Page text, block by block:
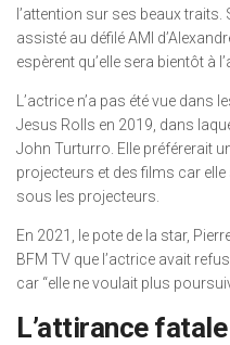
l’attention sur ses beaux traits.
assisté au défilé AMI
espèrent qu’elle sera bientôt à
L’actrice n’a pas été vue dans
Jesus Rolls en 2019, dans
John Turturro. Elle préférerait
projecteurs et des films car elle
sous les projecteurs.
En 2021, le pote de la star,
BFM TV que l’actrice avait
car “elle ne voulait plus
L’attirance